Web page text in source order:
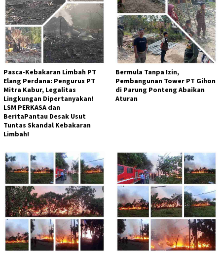
Pasca-Kebakaran Limbah PT
Elang Perdana: Pengurus PT
Mitra Kabur, Legalitas
Lingkungan Dipertanyakan!
LSM PERKASA dan
BeritaPantau Desak Usut
Tuntas Skandal Kebakaran
Limbah!
Bermula Tanpa Izin,
Pembangunan Tower PT Gihon
di Parung Ponteng Abaikan
Aturan